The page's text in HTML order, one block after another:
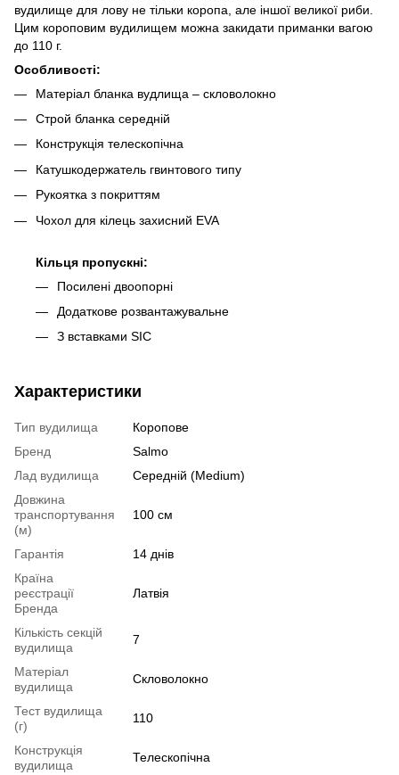
вудилище для лову не тільки коропа, але іншої великої риби.
Цим короповим вудилищем можна закидати приманки вагою
до 110 г.
Особливості:
Матеріал бланка вудлища – скловолокно
Строй бланка середній
Конструкція телескопічна
Катушкодержатель гвинтового типу
Рукоятка з покриттям
Чохол для кілець захисний EVA
Кільця пропускні:
Посилені двоопорні
Додаткове розвантажувальне
З вставками SIC
Характеристики
Тип вудилища
Коропове
Бренд
Salmo
Лад вудилища
Середній (Medium)
Довжина
транспортування
(м)
100 см
Гарантія
14 днів
Країна
реєстрації
Бренда
Латвія
Кількість секцій
вудилища
7
Матеріал
вудилища
Скловолокно
Тест вудилища
(г)
110
Конструкція
вудилища
Телескопічна